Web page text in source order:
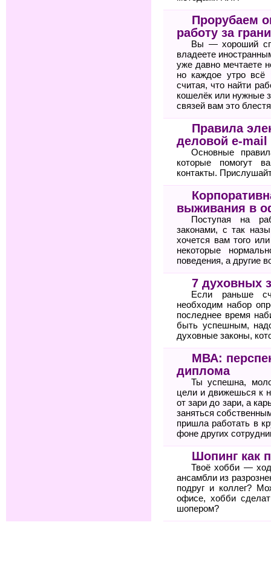
Прорубаем
работу за
Вы — хороший
владеете
уже давно мечтаете
но каждое утро всё
считая, что найти
кошелёк или нужные
связей вам это
Правила
деловой e-mail
Основные
которые помогут
контакты.
выживания в
Поступая на
законами, с так
хочется вам того
некоторые
поведения, а другие
7 духовных
Если раньше
необходим набор
последнее время
быть успешным,
духовные законы,
МВА:
диплома
Ты успешна,
цели и движешься к
от зари до зари, а
заняться
пришла работать в
фоне других
Шопинг как
Твоё хобби —
ансамбли из
подруг и коллег?
офисе, хобби
шопером?